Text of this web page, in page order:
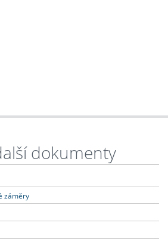
dokumenty
záměry